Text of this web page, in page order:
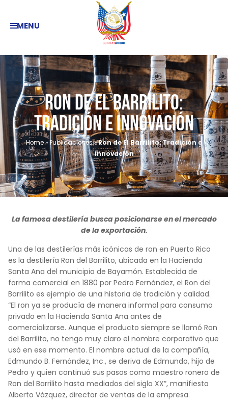
MENU
Ron de El Barrilito:
Tradición e innovación
Home»Publicaciones»Ron de El Barrilito: Tradición e
innovación
La famosa destilería busca posicionarse en el mercado
de la exportación.
Una de las destilerías más icónicas de ron en Puerto Rico
es la destilería Ron del Barrilito, ubicada en la Hacienda
Santa Ana del municipio de Bayamón. Establecida de
forma comercial en 1880 por Pedro Fernández, el Ron del
Barrilito es ejemplo de una historia de tradición y calidad.
“El ron ya se producía de manera informal para consumo
privado en la Hacienda Santa Ana antes de
comercializarse. Aunque el producto siempre se llamó Ron
del Barrilito, no tengo muy claro el nombre corporativo que
usó en ese momento. El nombre actual de la compañía,
Edmundo B. Fernández, Inc., se deriva de Edmundo, hijo de
Pedro y quien continuó sus pasos como maestro ronero de
Ron del Barrilito hasta mediados del siglo XX”, manifiesta
Alberto Vázquez, director de ventas de la empresa.